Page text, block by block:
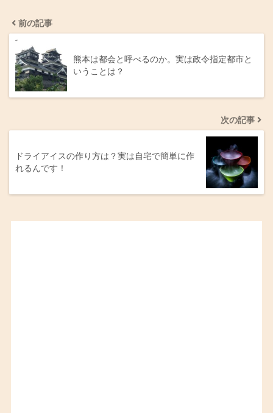
前の記事
熊本は都会と呼べるのか。実は政令指定都市と
いうことは？
次の記事
ドライアイスの作り方は？実は自宅で簡単に作
れるんです！